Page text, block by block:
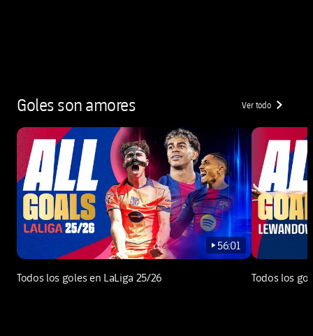
Goles son amores Ver todochevron-
play-new
56:01
Todos los goles en LaLiga 25/26 Todos los